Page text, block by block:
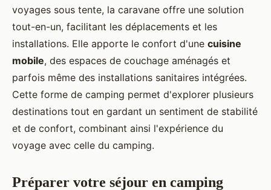
voyages sous tente, la caravane offre une solution
tout-en-un, facilitant les déplacements et les
installations. Elle apporte le confort d'une cuisine
mobile, des espaces de couchage aménagés et
parfois même des installations sanitaires intégrées.
Cette forme de camping permet d'explorer plusieurs
destinations tout en gardant un sentiment de stabilité
et de confort, combinant ainsi l'expérience du
voyage avec celle du camping.
Préparer votre séjour en camping